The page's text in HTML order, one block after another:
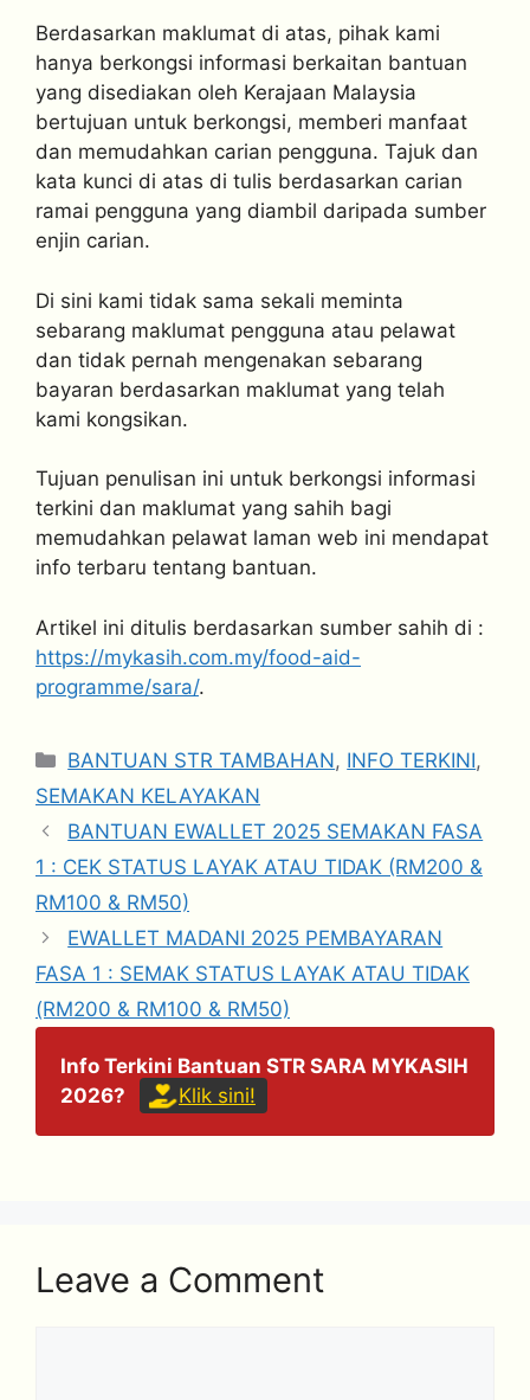
Berdasarkan maklumat di atas, pihak kami
hanya berkongsi informasi berkaitan bantuan
yang disediakan oleh Kerajaan Malaysia
bertujuan untuk berkongsi, memberi manfaat
dan memudahkan carian pengguna. Tajuk dan
kata kunci di atas di tulis berdasarkan carian
ramai pengguna yang diambil daripada sumber
enjin carian.
Di sini kami tidak sama sekali meminta
sebarang maklumat pengguna atau pelawat
dan tidak pernah mengenakan sebarang
bayaran berdasarkan maklumat yang telah
kami kongsikan.
Tujuan penulisan ini untuk berkongsi informasi
terkini dan maklumat yang sahih bagi
memudahkan pelawat laman web ini mendapat
info terbaru tentang bantuan.
Artikel ini ditulis berdasarkan sumber sahih di :
https://mykasih.com.my/food-aid-
programme/sara/.
Categories
BANTUAN STR TAMBAHAN, INFO TERKINI,
SEMAKAN KELAYAKAN
BANTUAN EWALLET 2025 SEMAKAN FASA
1 : CEK STATUS LAYAK ATAU TIDAK (RM200 &
RM100 & RM50)
EWALLET MADANI 2025 PEMBAYARAN
FASA 1 : SEMAK STATUS LAYAK ATAU TIDAK
(RM200 & RM100 & RM50)
Info Terkini Bantuan STR SARA MYKASIH
2026?
Klik sini!
Leave a Comment